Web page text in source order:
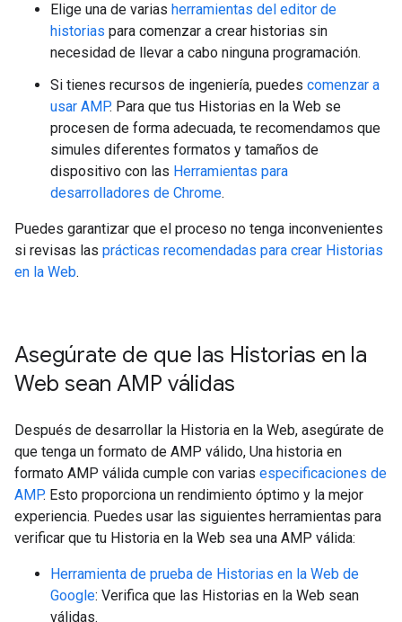
Elige una de varias herramientas del editor de
historias para comenzar a crear historias sin
necesidad de llevar a cabo ninguna programación.
Si tienes recursos de ingeniería, puedes comenzar a
usar AMP. Para que tus Historias en la Web se
procesen de forma adecuada, te recomendamos que
simules diferentes formatos y tamaños de
dispositivo con las Herramientas para
desarrolladores de Chrome.
Puedes garantizar que el proceso no tenga inconvenientes
si revisas las prácticas recomendadas para crear Historias
en la Web.
Asegúrate de que las Historias en la
Web sean AMP válidas
Después de desarrollar la Historia en la Web, asegúrate de
que tenga un formato de AMP válido, Una historia en
formato AMP válida cumple con varias especificaciones de
AMP. Esto proporciona un rendimiento óptimo y la mejor
experiencia. Puedes usar las siguientes herramientas para
verificar que tu Historia en la Web sea una AMP válida:
Herramienta de prueba de Historias en la Web de
Google: Verifica que las Historias en la Web sean
válidas.